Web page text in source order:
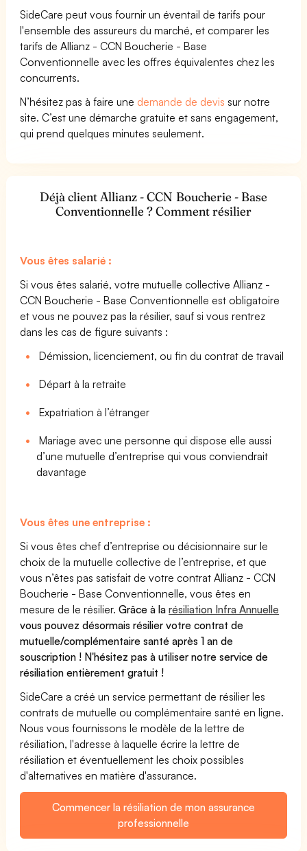
SideCare peut vous fournir un éventail de tarifs pour
l'ensemble des assureurs du marché, et comparer les
tarifs de Allianz - CCN Boucherie - Base
Conventionnelle avec les offres équivalentes chez les
concurrents.
N’hésitez pas à faire une demande de devis sur notre
site. C’est une démarche gratuite et sans engagement,
qui prend quelques minutes seulement.
Déjà client Allianz - CCN Boucherie - Base
Conventionnelle ? Comment résilier
Vous êtes salarié :
Si vous êtes salarié, votre mutuelle collective Allianz -
CCN Boucherie - Base Conventionnelle est obligatoire
et vous ne pouvez pas la résilier, sauf si vous rentrez
dans les cas de figure suivants :
Démission, licenciement, ou fin du contrat de travail
Départ à la retraite
Expatriation à l’étranger
Mariage avec une personne qui dispose elle aussi
d’une mutuelle d’entreprise qui vous conviendrait
davantage
Vous êtes une entreprise :
Si vous êtes chef d’entreprise ou décisionnaire sur le
choix de la mutuelle collective de l’entreprise, et que
vous n’êtes pas satisfait de votre contrat Allianz - CCN
Boucherie - Base Conventionnelle, vous êtes en
mesure de le résilier.Grâce à larésiliation Infra Annuelle
vous pouvez désormais résilier votre contrat de
mutuelle/complémentaire santé après 1 an de
souscription ! N'hésitez pas à utiliser notre service de
résiliation entièrement gratuit !
SideCare a créé un service permettant de résilier les
contrats de mutuelle ou complémentaire santé en ligne.
Nous vous fournissons le modèle de la lettre de
résiliation, l'adresse à laquelle écrire la lettre de
résiliation et éventuellement les choix possibles
d'alternatives en matière d'assurance.
Commencer la résiliation de mon assurance
professionnelle